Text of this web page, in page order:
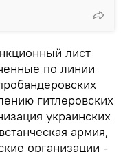
лист
по линии
гитлеровских
украинских
армия,
организации -